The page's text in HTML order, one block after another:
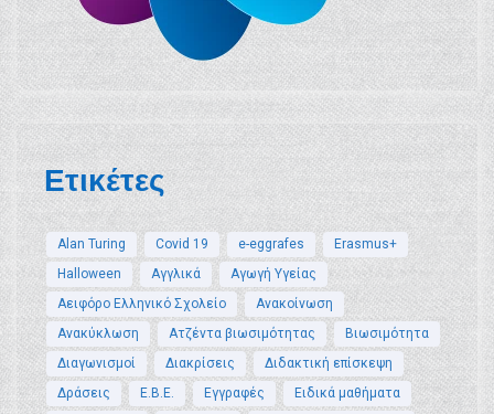
Ετικέτες
Alan Turing Covid 19 e-eggrafes
Erasmus+
Halloween
Αγγλικά
Αγωγή Υγείας
Αειφόρο Ελληνικό Σχολείο
Ανακοίνωση
Ανακύκλωση
Ατζέντα βιωσιμότητας
Βιωσιμότητα
Διαγωνισμοί
Διακρίσεις
Διδακτική επίσκεψη
Δράσεις
Ε.Β.Ε. Εγγραφές
Ειδικά μαθήματα